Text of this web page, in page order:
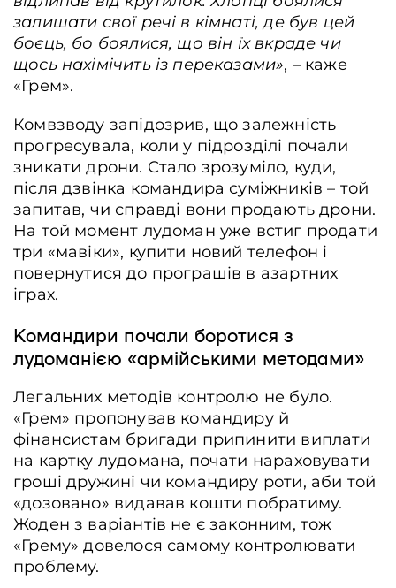
залишати свої речі в кімнаті, де був цей
боєць, бо боялися, що він їх вкраде чи
щось нахімічить із переказами», – каже
«Грем».
Комвзводу запідозрив, що залежність
прогресувала, коли у підрозділі почали
зникати дрони. Стало зрозуміло, куди,
після дзвінка командира суміжників – той
запитав, чи справді вони продають дрони.
На той момент лудоман уже встиг продати
три «мавіки», купити новий телефон і
повернутися до програшів в азартних
іграх.
Командири почали боротися з
лудоманією «армійськими методами»
Легальних методів контролю не було.
«Грем» пропонував командиру й
фінансистам бригади припинити виплати
на картку лудомана, почати нараховувати
гроші дружині чи командиру роти, аби той
«дозовано» видавав кошти побратиму.
Жоден з варіантів не є законним, тож
«Грему» довелося самому контролювати
проблему.